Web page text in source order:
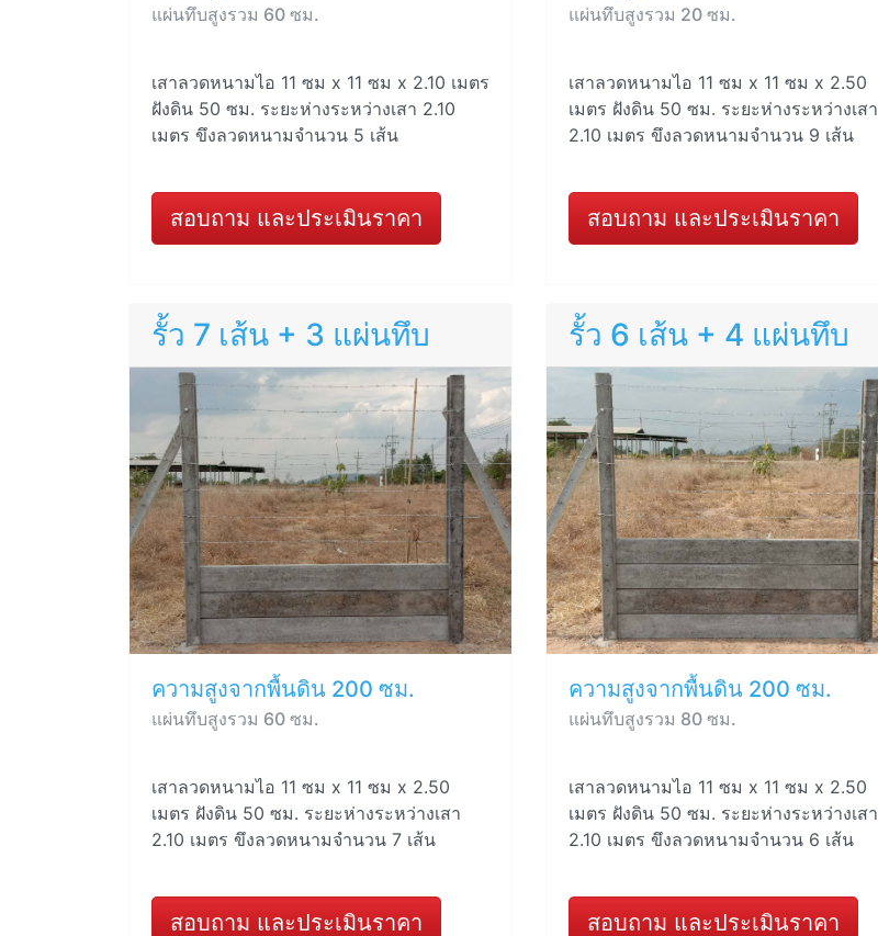
แผ่นทึบสูงรวม 60 ซม.
เสาลวดหนามไอ 11 ซม x 11 ซม x 2.10 เมตร
ฝังดิน 50 ซม. ระยะห่างระหว่างเสา 2.10
เมตร ขึงลวดหนามจำนวน 5 เส้น
สอบถาม และประเมินราคา
แผ่นทึบสูงรวม 20 ซม.
เสาลวดหนามไอ 11 ซม x 11 ซม x 2.50
เมตร ฝังดิน 50 ซม. ระยะห่างระหว่างเสา
2.10 เมตร ขึงลวดหนามจำนวน 9 เส้น
สอบถาม และประเมินราคา
รั้ว 7 เส้น + 3 แผ่นทึบ
ความสูงจากพื้นดิน 200 ซม.
แผ่นทึบสูงรวม 60 ซม.
เสาลวดหนามไอ 11 ซม x 11 ซม x 2.50
เมตร ฝังดิน 50 ซม. ระยะห่างระหว่างเสา
2.10 เมตร ขึงลวดหนามจำนวน 7 เส้น
สอบถาม และประเมินราคา
รั้ว 6 เส้น + 4 แผ่นทึบ
ความสูงจากพื้นดิน 200 ซม.
แผ่นทึบสูงรวม 80 ซม.
เสาลวดหนามไอ 11 ซม x 11 ซม x 2.50
เมตร ฝังดิน 50 ซม. ระยะห่างระหว่างเสา
2.10 เมตร ขึงลวดหนามจำนวน 6 เส้น
สอบถาม และประเมินราคา